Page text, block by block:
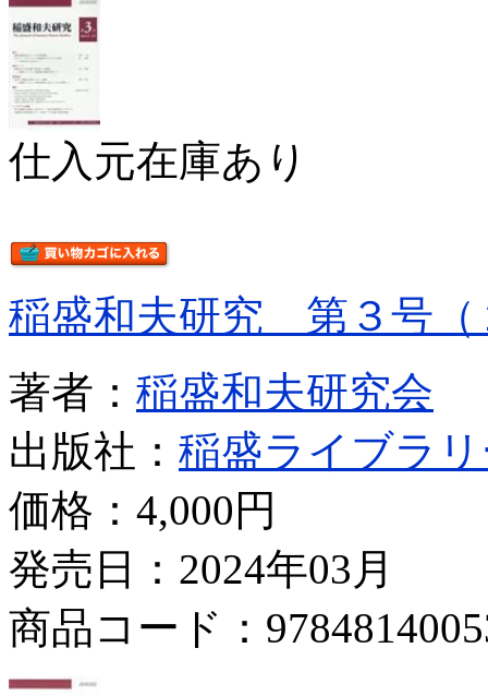
仕入元在庫あり
稲盛和夫研究 第３号（
著者： 稲盛和夫研究会
出版社： 稲盛ライブラ
価格： 4,000円
発売日：2024年03月
商品コード：